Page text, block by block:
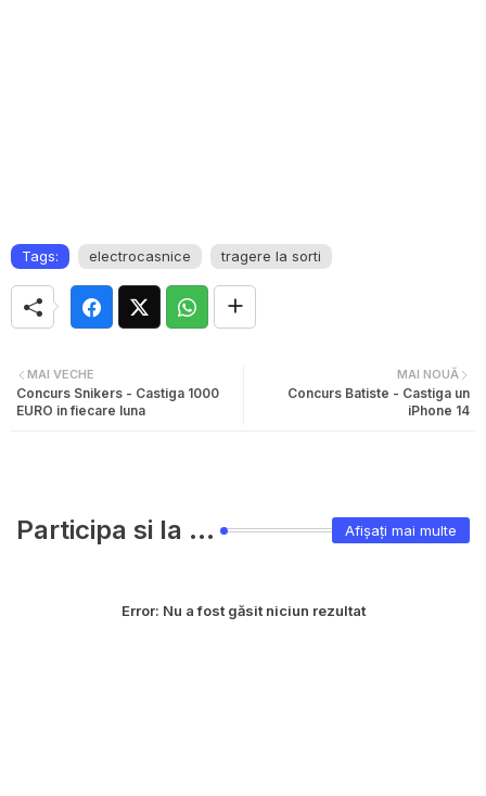
Tags: electrocasnice tragere la sorti
MAI NOUĂ
Concurs Batiste - Castiga un
iPhone 14
MAI VECHE
Concurs Snikers - Castiga 1000
EURO in fiecare luna
Participa si la ... Afișați mai multe
Error: Nu a fost găsit niciun rezultat